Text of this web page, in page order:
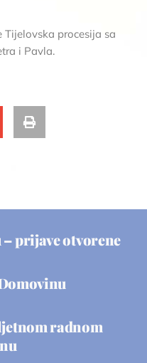
Tijelovska procesija sa
i Pavla.
prijave otvorene
radnom